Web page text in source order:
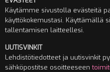
Käytämme sivustolla evästeitä
käyttökokemustasi. Käyttämällä
tallentamisen laitteellesi.
UUTISVINKIT
Lehdistötiedotteet ja uutisvinkit
sähköpostitse osoitteeseen